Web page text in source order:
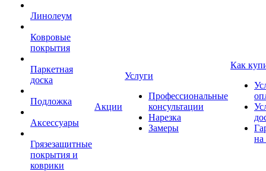
Линолеум
Ковровые
покрытия
Паркетная
доска
Подложка
Аксессуары
Грязезащитные
покрытия и
коврики
Акции
Услуги
Профессиональные
консультации
Нарезка
Замеры
Как
на